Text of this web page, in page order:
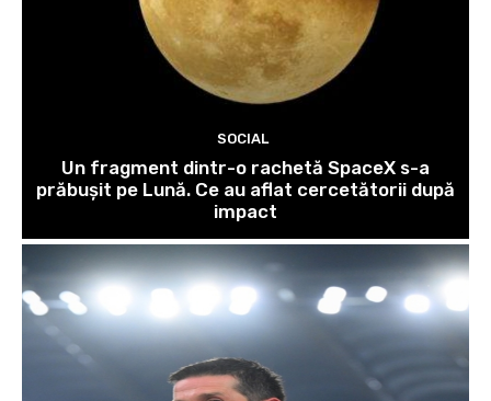
SOCIAL
Un fragment dintr-o rachetă SpaceX s-a
prăbușit pe Lună. Ce au aflat cercetătorii după
impact